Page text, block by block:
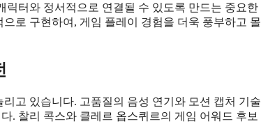
터와 정서적으로 연결될 수 있도록 만드는 중요한
로 구현하여, 게임 플레이 경험을 더욱 풍부하고 몰
고 있습니다. 고품질의 음성 연기와 모션 캡처 기술
. 찰리 콕스와 클레르 옵스퀴르의 게임 어워드 후보